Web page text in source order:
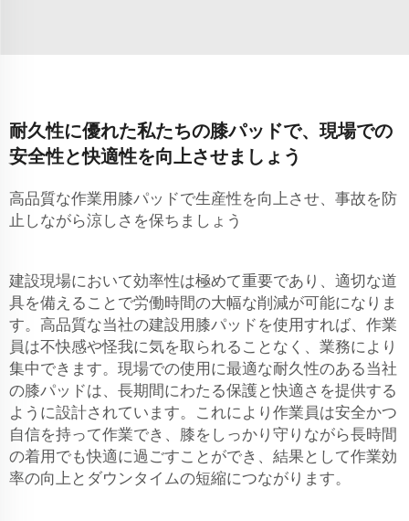
耐久性に優れた私たちの膝パッドで、現場での
安全性と快適性を向上させましょう
高品質な作業用膝パッドで生産性を向上させ、事故を防
止しながら涼しさを保ちましょう
建設現場において効率性は極めて重要であり、適切な道
具を備えることで労働時間の大幅な削減が可能になりま
す。高品質な当社の建設用膝パッドを使用すれば、作業
員は不快感や怪我に気を取られることなく、業務により
集中できます。現場での使用に最適な耐久性のある当社
の膝パッドは、長期間にわたる保護と快適さを提供する
ように設計されています。これにより作業員は安全かつ
自信を持って作業でき、膝をしっかり守りながら長時間
の着用でも快適に過ごすことができ、結果として作業効
率の向上とダウンタイムの短縮につながります。